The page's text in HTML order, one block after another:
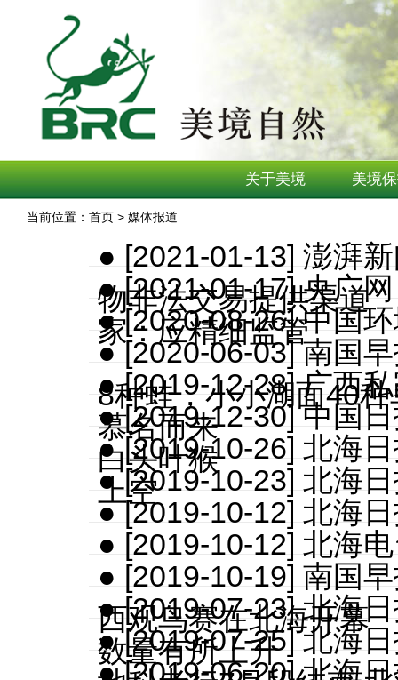
关于美境 美境
当前位置：首页 > 媒体报道
● [2021-01-13] 澎湃
物非法交易提供渠道
● [2021-01-17] 央广
家：应精细监管
● [2020-08-26] 中国
● [2020-06-03] 南国
8种蛙，小小湖面40种
● [2019-12-28] 广西
慕名而来
● [2019-12-30] 中国
白头叶猴
● [2019-10-26] 北海
上空
● [2019-10-23] 北海
● [2019-10-12] 北海
● [2019-10-12] 北海
● [2019-10-19] 南国
西观鸟赛在北海开幕
● [2019-07-23] 北海
数量有所上升
● [2019-07-25] 北海
● [2019-06-20] 北海